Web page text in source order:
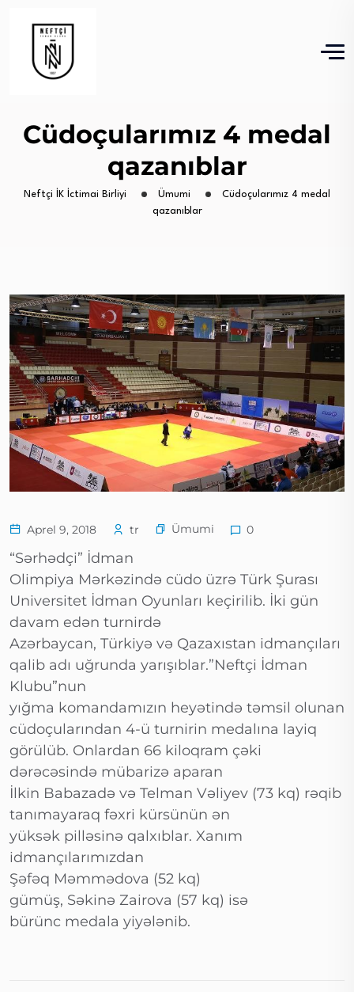
Cüdoçularımız 4 medal
qazanıblar
Neftçi İK İctimai Birliyi Ümumi
Cüdoçularımız 4 medal
qazanıblar
Aprel 9, 2018 tr Ümumi 0
“Sərhədçi” İdman
Olimpiya Mərkəzində cüdo üzrə Türk Şurası
Universitet İdman Oyunları keçirilib. İki gün
davam edən turnirdə
Azərbaycan, Türkiyə və Qazaxıstan idmançıları
qalib adı uğrunda yarışıblar.”Neftçi İdman
Klubu”nun
yığma komandamızın heyətində təmsil olunan
cüdoçularından 4-ü turnirin medalına layiq
görülüb. Onlardan 66 kiloqram çəki
dərəcəsində mübarizə aparan
İlkin Babazadə və Telman Vəliyev (73 kq) rəqib
tanımayaraq fəxri kürsünün ən
yüksək pilləsinə qalxıblar. Xanım
idmançılarımızdan
Şəfəq Məmmədova (52 kq)
gümüş, Səkinə Zairova (57 kq) isə
bürünc medala yiyələnib.